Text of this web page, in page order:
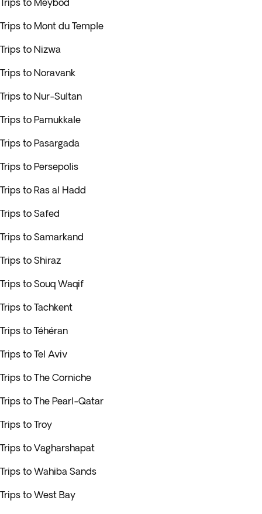
Trips to Meybod
Trips to Mont du Temple
Trips to Nizwa
Trips to Noravank
Trips to Nur-Sultan
Trips to Pamukkale
Trips to Pasargada
Trips to Persepolis
Trips to Ras al Hadd
Trips to Safed
Trips to Samarkand
Trips to Shiraz
Trips to Souq Waqif
Trips to Tachkent
Trips to Téhéran
Trips to Tel Aviv
Trips to The Corniche
Trips to The Pearl-Qatar
Trips to Troy
Trips to Vagharshapat
Trips to Wahiba Sands
Trips to West Bay